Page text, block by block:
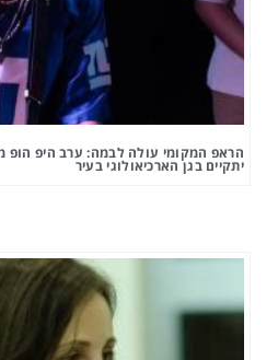
הראפ המקומי עולה לבמה: ערב היפ הופ
יתקיים בגן הארכיאולוגי בעיר